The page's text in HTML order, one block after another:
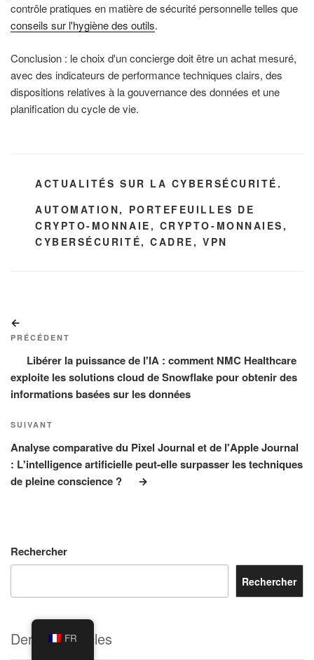
contrôle pratiques en matière de sécurité personnelle telles que
conseils sur l'hygiène des outils.
Conclusion : le choix d'un concierge doit être un achat mesuré,
avec des indicateurs de performance techniques clairs, des
dispositions relatives à la gouvernance des données et une
planification du cycle de vie.
CATÉGORIES
ACTUALITÉS SUR LA CYBERSÉCURITÉ.
ÉTIQUETTES
AUTOMATION, PORTEFEUILLES DE
CRYPTO-MONNAIE , CRYPTO-MONNAIES ,
CYBERSÉCURITÉ,CADRE ,VPN
de
l’article
précédent
PRÉCÉDENT
Libérer la puissance de l'IA : comment NMC Healthcare
exploite les solutions cloud de Snowflake pour obtenir des
informations basées sur les données
Article
suivant
SUIVANT
Analyse comparative du Pixel Journal et de l'Apple Journal
: L'intelligence artificielle peut-elle surpasser les techniques
de pleine conscience ?
Rechercher
Rechercher
Derniers articles
FR